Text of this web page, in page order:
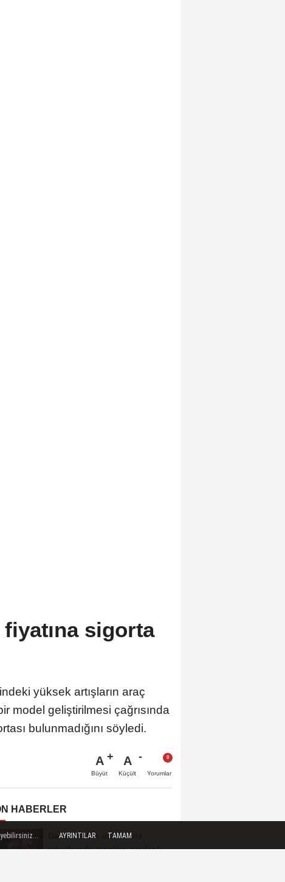
sigorta
yüksek artışların araç
model geliştirilmesi çağrısında
bulunmadığını söyledi.
A
Büyüt
A
Küçült Yorumlar
HABERLER
Bakan Tekin üniversite
adaylarıyla tecrübe paylaştı
AYRINTILAR TAMAM